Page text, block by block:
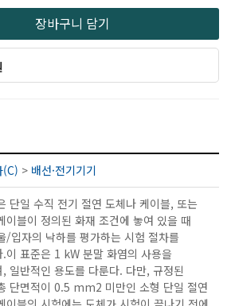
장바구니 담기
(C) > 배선·전기기기
단일 수직 전기 절연 도체나 케이블, 또는
이블이 정의된 화재 조건에 놓여 있을 때
/입자의 낙하를 평가하는 시험 절차를
.이 표준은 1 kW 분말 화염의 사용을
, 일반적인 용도를 다룬다. 다만, 규정된
단면적이 0.5 mm2 미만인 소형 단일 절연